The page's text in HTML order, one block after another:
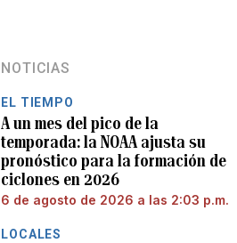
NOTICIAS
EL TIEMPO
A un mes del pico de la
temporada: la NOAA ajusta su
pronóstico para la formación de
ciclones en 2026
6 de agosto de 2026 a las 2:03 p.m.
LOCALES